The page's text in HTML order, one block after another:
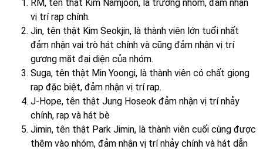
RM, tên thật Kim Namjoon, là trưởng nhóm, đảm nhận
vị trí rap chính.
Jin, tên thật Kim Seokjin, là thành viên lớn tuổi nhất
đảm nhận vai trò hát chính và cũng đảm nhận vị trí
gương mặt đại diện của nhóm.
Suga, tên thật Min Yoongi, là thành viên có chất giọng
rap đặc biệt, đảm nhận vị trí rap.
J-Hope, tên thật Jung Hoseok đảm nhận vị trí nhảy
chính, rap và hát bè
Jimin, tên thật Park Jimin, là thành viên cuối cùng được
thêm vào nhóm, đảm nhận vị trí nhảy chính và hát dẫn